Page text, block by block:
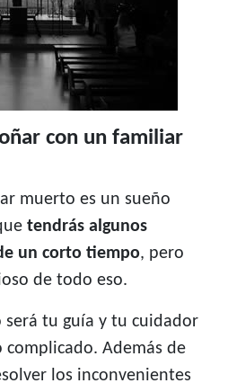
con un familiar
muerto es un sueño
tendrás algunos
un corto tiempo, pero
de todo eso.
será tu guía y tu cuidador
Además de
los inconvenientes